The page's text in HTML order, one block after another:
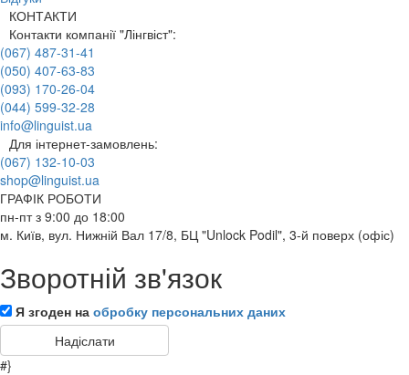
КОНТАКТИ
Контакти компанії "Лінгвіст":
(067) 487-31-41
(050) 407-63-83
(093) 170-26-04
(044) 599-32-28
info@linguist.ua
Для інтернет-замовлень:
(067) 132-10-03
shop@linguist.ua
ГРАФІК РОБОТИ
пн-пт з 9:00 до 18:00
м. Київ, вул. Нижній Вал 17/8, БЦ "Unlock Podil", 3-й поверх (офіс)
Зворотній зв'язок
Я згоден на обробку персональних даних
#}